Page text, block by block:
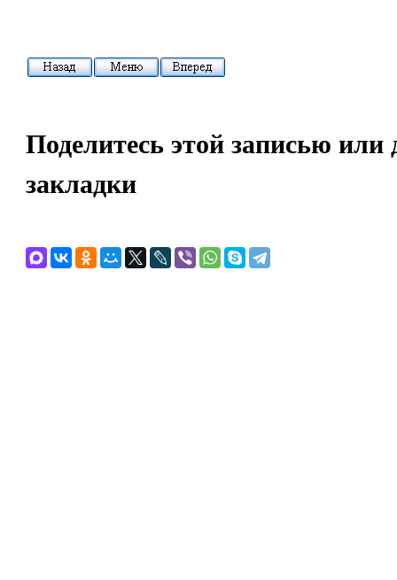
Поделитесь этой записью или
закладки